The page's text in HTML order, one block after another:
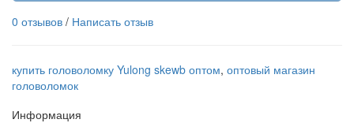
0 отзывов / Написать отзыв
купить головоломку Yulong skewb оптом, оптовый магазин
головоломок
Информация